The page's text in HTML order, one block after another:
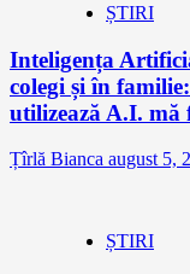
ȘTIRI
Inteligența
colegi și în
utilizează A.I. mă
Țîrlă Bianca august 5,
ȘTIRI